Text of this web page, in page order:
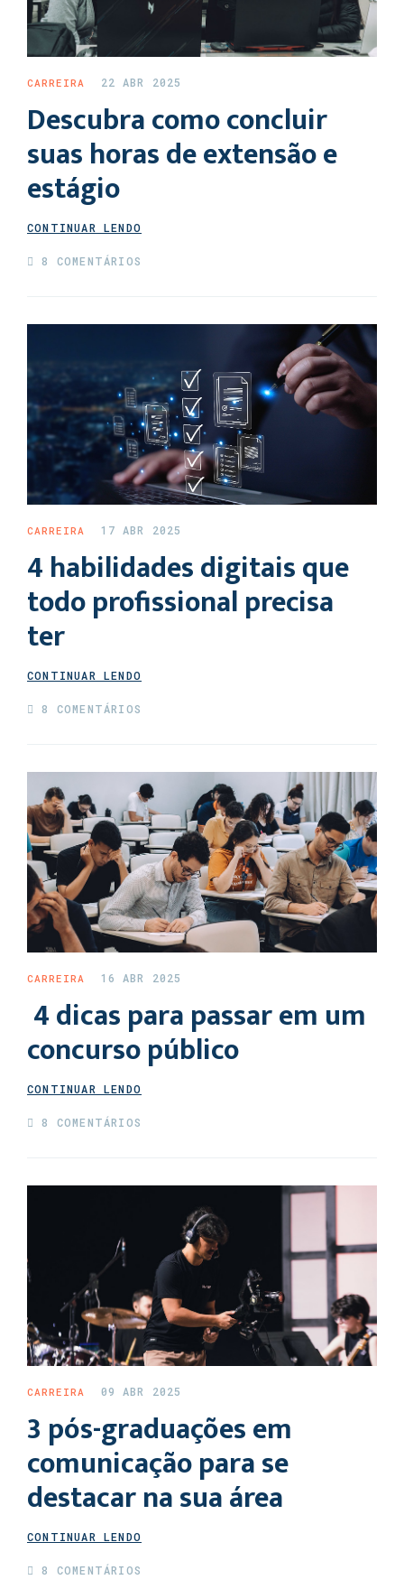
CARREIRA 22 ABR 2025
Descubra como concluir
suas horas de extensão e
estágio
CONTINUAR LENDO
8 COMENTÁRIOS
CARREIRA 17 ABR 2025
4 habilidades digitais que
todo profissional precisa
ter
CONTINUAR LENDO
8 COMENTÁRIOS
CARREIRA 16 ABR 2025
4 dicas para passar em um
concurso público
CONTINUAR LENDO
8 COMENTÁRIOS
CARREIRA 09 ABR 2025
3 pós-graduações em
comunicação para se
destacar na sua área
CONTINUAR LENDO
8 COMENTÁRIOS